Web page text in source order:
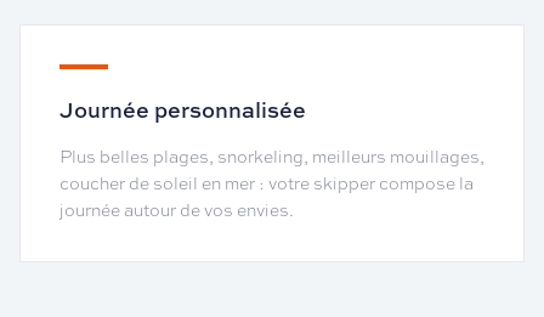
Journée personnalisée
Plus belles plages, snorkeling, meilleurs mouillages,
coucher de soleil en mer : votre skipper compose la
journée autour de vos envies.